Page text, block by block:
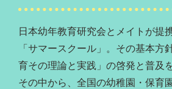
日本幼年教育研究会とメイトが提
「サマースクール」。その基本方
育その理論と実践」の啓発と普及
その中から、全国の幼稚園・保育